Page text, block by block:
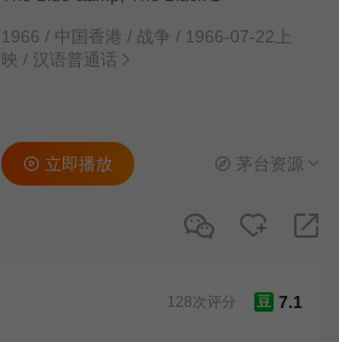
1966 / 中国香港 / 战争 / 1966-07-22上
映 / 汉语普通话
立即播放 茅台资源
豆 7.1
128次评分